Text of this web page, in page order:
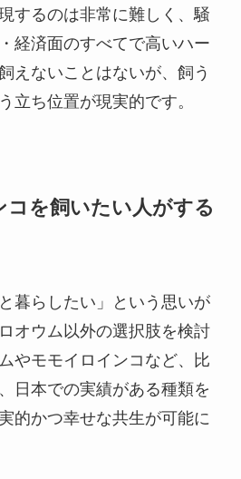
するのは非常に難しく、騒
経済面のすべてで高いハー
えないことはないが、飼う
立ち位置が現実的です。
コを飼いたい人がする
暮らしたい」という思いが
オウム以外の選択肢を検討
やモモイロインコなど、比
日本での実績がある種類を
的かつ幸せな共生が可能に